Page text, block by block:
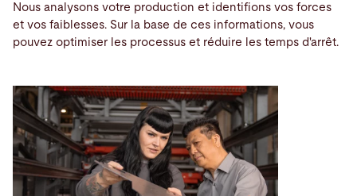
Nous analysons votre production et identifions vos forces
et vos faiblesses. Sur la base de ces informations, vous
pouvez optimiser les processus et réduire les temps d'arrêt.